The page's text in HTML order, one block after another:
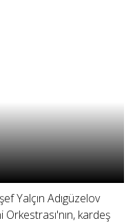
Yalçın Adıgüzelov
kardeş